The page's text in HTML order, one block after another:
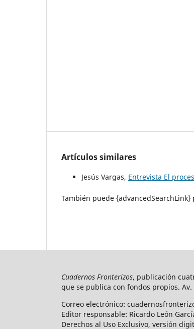
Artículos similares
Jesús Vargas, Entrevista El
También puede
Cuadernos Fronterizos, publicación
que se publica con fondos propios.
Correo electrónico:
Editor responsable: Ricardo León
Derechos al Uso Exclusivo, versión